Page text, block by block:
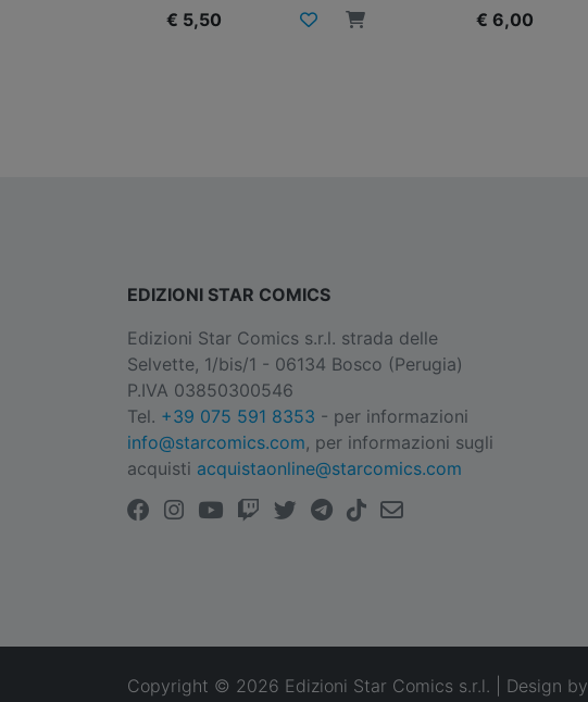
€ 5,50 € 6,00
EDIZIONI STAR COMICS
Edizioni Star Comics s.r.l. strada delle
Selvette, 1/bis/1 - 06134 Bosco (Perugia)
P.IVA 03850300546
Tel. +39 075 591 8353 - per informazioni
info@starcomics.com, per informazioni sugli
acquisti acquistaonline@starcomics.com
Copyright © 2026 Edizioni Star Comics s.r.l. | Design by